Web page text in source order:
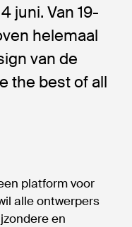
juni. Van 19-
helemaal
van de
the best of all
platform voor
alle ontwerpers
en